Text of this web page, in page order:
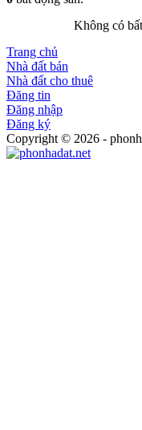
Không có
Trang chủ
Nhà đất bán
Nhà đất cho thuê
Đăng tin
Đăng nhập
Đăng ký
Copyright © 2026 -